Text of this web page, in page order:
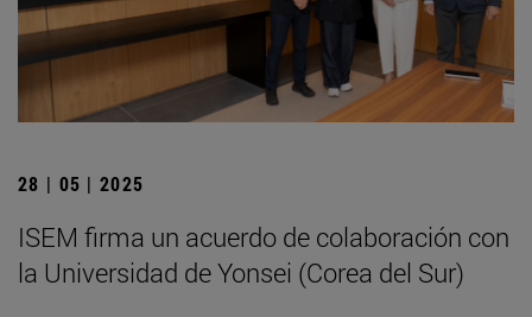
28 | 05 | 2025
ISEM firma un acuerdo de colaboración con
la Universidad de Yonsei (Corea del Sur)